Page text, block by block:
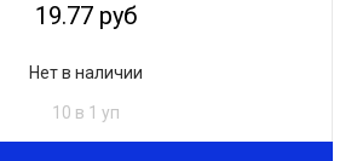
19.77 руб
Нет в наличии
10 в 1 уп